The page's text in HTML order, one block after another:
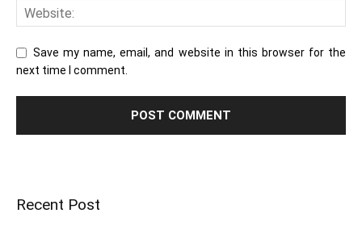
Save my name, email, and website in this browser for the
next time I comment.
Recent Post